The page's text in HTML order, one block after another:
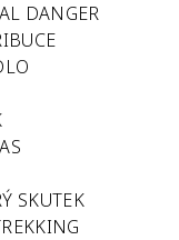
DANGER
SKUTEK